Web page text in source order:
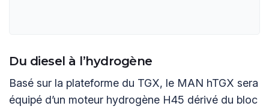
Du diesel à l’hydrogène
Basé sur la plateforme du TGX, le MAN hTGX sera
équipé d’un moteur hydrogène H45 dérivé du bloc